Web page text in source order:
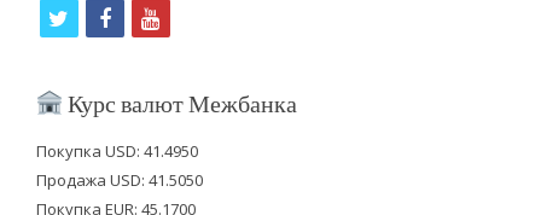
i
t
f
b
y
u
Курс валют Межбанка
Покупка USD: 41.4950
Продажа USD: 41.5050
Покупка EUR: 45.1700